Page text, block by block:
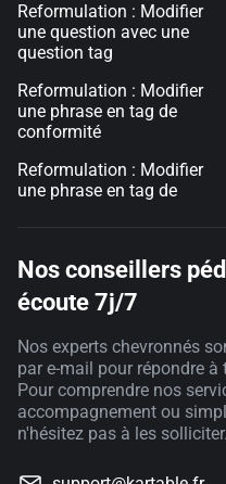
Reformulation : Modifier
une question avec une
question tag
Reformulation : Modifier
une phrase en tag de
conformité
Reformulation : Modifier
une phrase en tag de
Nos conseillers
écoute 7j/7
Nos experts chevronnés
par e-mail pour répondre
Pour comprendre nos
accompagnement ou
n'hésitez pas à les solliciter.